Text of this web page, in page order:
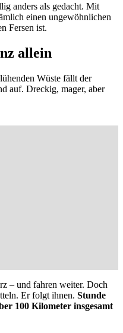
anders als gedacht. Mit
einen ungewöhnlichen
Fersen ist.
allein
Wüste fällt der
auf. Dreckig, mager, aber
– und fahren weiter. Doch
Er folgt ihnen. Stunde
100 Kilometer insgesamt